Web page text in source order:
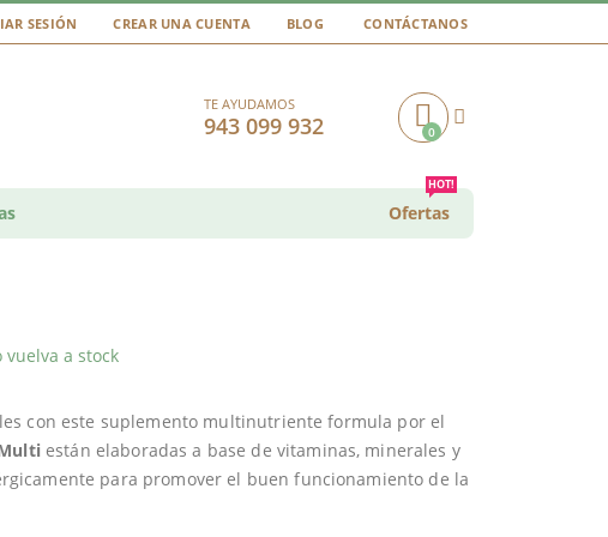
SESIÓN CREAR UNA CUENTA BLOG CONTÁCTANOS
TE AYUDAMOS
943 099 932 Cart0
Ofertas
HOT!
a stock
con este suplemento multinutriente formula por el
están elaboradas a base de vitaminas, minerales y
para promover el buen funcionamiento de la